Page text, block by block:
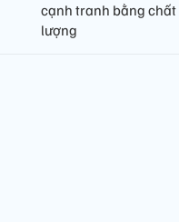
cạnh tranh bằng chất
lượng​